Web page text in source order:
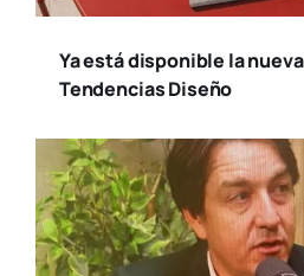
Ya está disponible la
Tendencias Diseño